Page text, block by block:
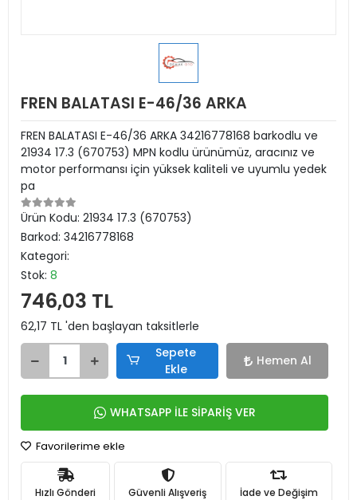
FREN BALATASI E-46/36 ARKA
FREN BALATASI E-46/36 ARKA 34216778168 barkodlu ve
21934 17.3 (670753) MPN kodlu ürünümüz, aracınız ve
motor performansı için yüksek kaliteli ve uyumlu yedek
pa
Ürün Kodu: 21934 17.3 (670753)
Barkod: 34216778168
Kategori:
Stok: 8
746,03 TL
62,17 TL 'den başlayan taksitlerle
Sepete
Ekle
Hemen Al
WHATSAPP İLE SİPARİŞ VER
Favorilerime ekle
Hızlı Gönderi Güvenli Alışveriş İade ve Değişim